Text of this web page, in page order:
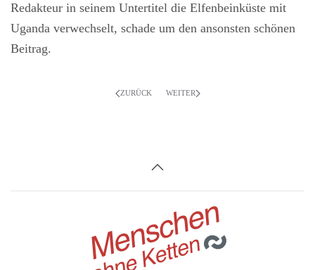
Redakteur in seinem Untertitel die Elfenbeinküste mit
Uganda verwechselt, schade um den ansonsten schönen
Beitrag.
ZURÜCK WEITER